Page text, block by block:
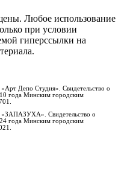
Любое использование
при условии
гиперссылки на
Депо Студия». Свидетельство о
года Минским городским
«ЗАПАЗУХА». Свидетельство о
года Минским городским